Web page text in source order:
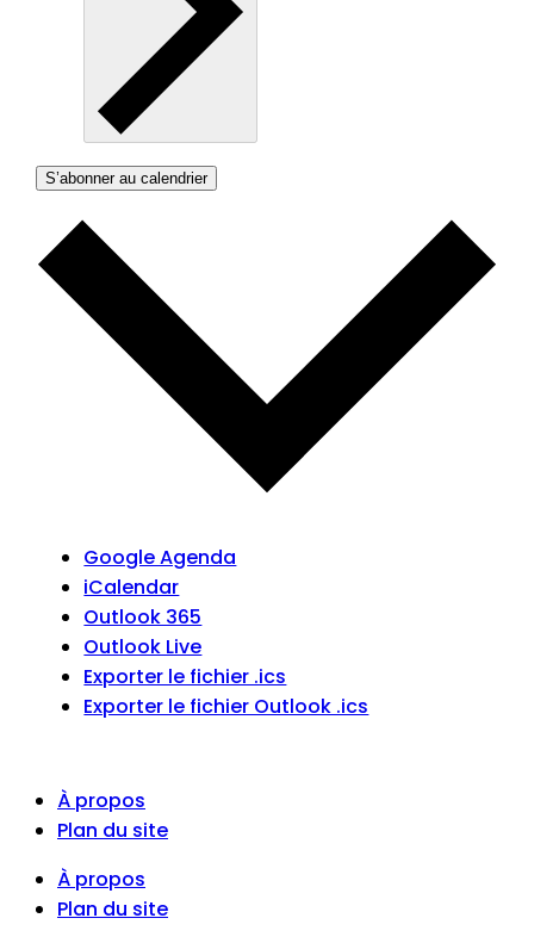
S’abonner au calendrier
Google Agenda
iCalendar
Outlook 365
Outlook Live
Exporter le fichier .ics
Exporter le fichier Outlook .ics
À propos
Plan du site
À propos
Plan du site